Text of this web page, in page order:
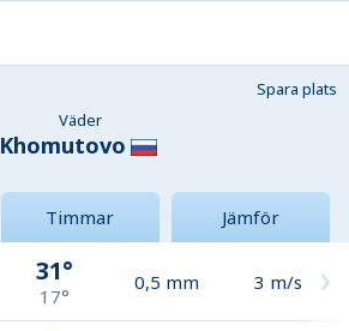
Spara plats
Väder
Khomutovo
Timmar Jämför
31°
17°
0,5 mm 3 m/s